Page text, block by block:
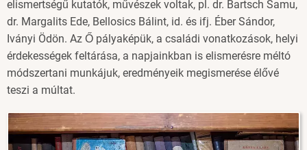
elismertségű kutatók, művészek voltak, pl. dr. Bartsch Samu,
dr. Margalits Ede, Bellosics Bálint, id. és ifj. Éber Sándor,
Iványi Ödön. Az Ő pályaképük, a családi vonatkozások, helyi
érdekességek feltárása, a napjainkban is elismerésre méltó
módszertani munkájuk, eredményeik megismerése élővé
teszi a múltat.
Image